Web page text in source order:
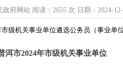
府网站 阅读：2655 次 日期：2024-
级机关事业单位遴选公务员（事业单
洱市2024年市级机关事业单位